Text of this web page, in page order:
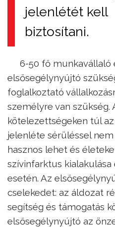
jelenlétét kell
biztosítani.
6-50 fő munkavállaló
elsősegélynyújtó
foglalkoztató
személyre van szükség.
kötelezettségeken túl
jelenléte sérüléssel
hasznos lehet és
szívinfarktus
esetén. Az
cselekedet: az áldozat
segítség és támogatás
elsősegélynyújtó az